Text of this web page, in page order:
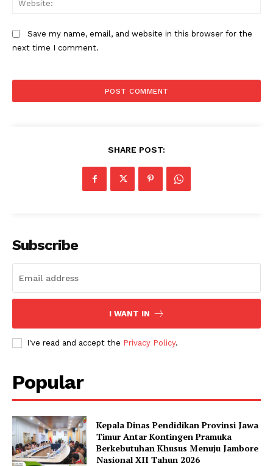
Save my name, email, and website in this browser for the
next time I comment.
SHARE POST:
Subscribe
I WANT IN
I've read and accept the Privacy Policy.
Popular
Kepala Dinas Pendidikan Provinsi Jawa
Timur Antar Kontingen Pramuka
Berkebutuhan Khusus Menuju Jambore
Nasional XII Tahun 2026